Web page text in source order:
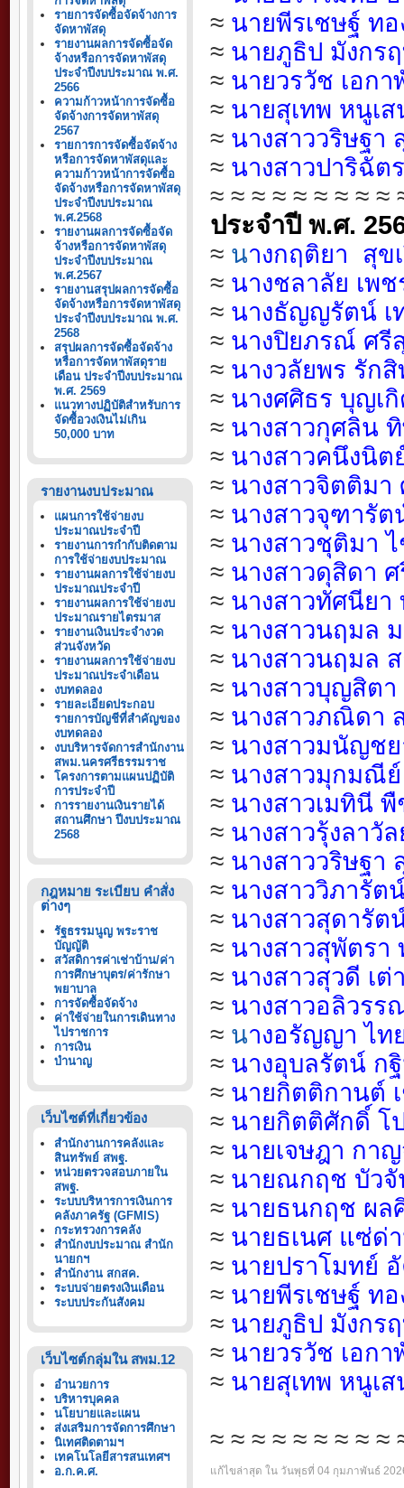
รายการจัดซื้อจัดจ้างการ
จัดหาพัสดุ
รายงานผลการจัดซื้อจัด
จ้างหรือการจัดหาพัสดุ
ประจำปีงบประมาณ พ.ศ.
2566
ความก้าวหน้าการจัดซื้อ
จัดจ้างการจัดหาพัสดุ
2567
รายการการจัดซื้อจัดจ้าง
หรือการจัดหาพัสดุและ
ความก้าวหน้าการจัดซื้อ
จัดจ้างหรือการจัดหาพัสดุ
ประจำปีงบประมาณ
พ.ศ.2568
รายงานผลการจัดซื้อจัด
จ้างหรือการจัดหาพัสดุ
ประจำปีงบประมาณ
พ.ศ.2567
รายงานสรุปผลการจัดซื้อ
จัดจ้างหรือการจัดหาพัสดุ
ประจำปีงบประมาณ พ.ศ.
2568
สรุปผลการจัดซื้อจัดจ้าง
หรือการจัดหาพัสดุราย
เดือน ประจำปีงบประมาณ
พ.ศ. 2569
แนวทางปฏิบัติสำหรับการ
จัดซื้อวงเงินไม่เกิน
50,000 บาท
รายงานงบประมาณ
แผนการใช้จ่ายงบ
ประมาณประจำปี
รายงานการกำกับติดตาม
การใช้จ่ายงบประมาณ
รายงานผลการใช้จ่ายงบ
ประมาณประจำปี
รายงานผลการใช้จ่ายงบ
ประมาณรายไตรมาส
รายงานเงินประจำงวด
ส่วนจังหวัด
รายงานผลการใช้จ่ายงบ
ประมาณประจำเดือน
งบทดลอง
รายละเอียดประกอบ
รายการบัญชีที่สำคัญของ
งบทดลอง
งบบริหารจัดการสำนักงาน
สพม.นครศรีธรรมราช
โครงการตามแผนปฏิบัติ
การประจำปี
การรายงานเงินรายได้
สถานศึกษา ปีงบประมาณ
2568
กฎหมาย ระเบียบ คำสั่ง
ต่างๆ
รัฐธรรมนูญ พระราช
บัญญัติ
สวัสดิการค่าเช่าบ้าน/ค่า
การศึกษาบุตร/ค่ารักษา
พยาบาล
การจัดซื้อจัดจ้าง
ค่าใช้จ่ายในการเดินทาง
ไปราชการ
การเงิน
บำนาญ
เว็บไซต์ที่เกี่ยวข้อง
สำนักงานการคลังและ
สินทรัพย์ สพฐ.
หน่วยตรวจสอบภายใน
สพฐ.
ระบบบริหารการเงินการ
คลังภาครัฐ (GFMIS)
กระทรวงการคลัง
สำนักงบประมาณ สำนัก
นายกฯ
สำนักงาน สกสค.
ระบบจ่ายตรงเงินเดือน
ระบบประกันสังคม
เว็บไซต์กลุ่มใน สพม.12
อำนวยการ
บริหารบุคคล
นโยบายและแผน
ส่งเสริมการจัดการศึกษา
นิเทศติดตามฯ
เทคโนโลยีสารสนเทศฯ
อ.ก.ค.ศ.
≈ นายพีรเชษฐ์ ทอ
≈ นายภูธิป มังกร
≈ นายวรวัช เอก
≈ นายสุเทพ หนูเส
≈ นางสาววริษฐา
≈ นางสาวปาริฉัต
≈ ≈ ≈ ≈ ≈ ≈ ≈ ≈ ≈
ประจำปี พ.ศ.
≈ นางกฤติยา สุข
≈ นางชลาลัย เพ
≈ นางธัญญรัตน์ เ
≈ นางปิยภรณ์ ศรี
≈ นางวลัยพร รัก
≈ นางศศิธร บุญเ
≈ นางสาวกุศลิน
≈ นางสาวคนึงนิ
≈ นางสาวจิตติม
≈ นางสาวจุฑารั
≈ นางสาวชุติมา
≈ นางสาวดุสิดา
≈ นางสาวทัศนียา
≈ นางสาวนฤมล
≈ นางสาวนฤมล
≈ นางสาวบุญสิต
≈ นางสาวภณิดา
≈ นางสาวมนัญช
≈ นางสาวมุกมณีย์
≈ นางสาวเมทินี
≈ นางสาวรุ้งลาวั
≈ นางสาววริษฐา
≈ นางสาววิภารัต
≈ นางสาวสุดารัต
≈ นางสาวสุพัตรา
≈ นางสาวสุวดี เต่
≈ นางสาวอลิวรร
≈ นางอรัญญา ไท
≈ นางอุบลรัตน์ ก
≈ นายกิตติกานต์
≈ นายกิตติศักดิ์ โ
≈ นายเจษฎา กา
≈ นายณกฤช บัวจั
≈ นายธนกฤช ผล
≈ นายธเนศ แซ่ด่
≈ นายปราโมทย์
≈ นายพีรเชษฐ์ ทอ
≈ นายภูธิป มังกร
≈ นายวรวัช เอก
≈ นายสุเทพ หนูเส
≈ ≈ ≈ ≈ ≈ ≈ ≈ ≈ ≈
แก้ไขล่าสุด ใน วันพุธที่ 04 กุมภาพันธ์